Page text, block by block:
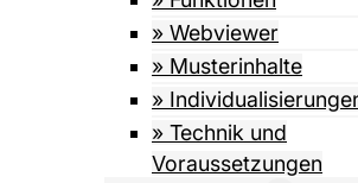
» Webviewer
» Musterinhalte
»
» Technik und
Voraussetzungen